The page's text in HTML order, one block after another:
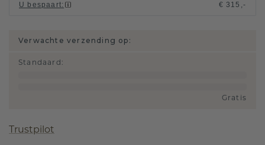
U bespaart: € 315,-
Verwachte verzending op:
Standaard :
Gratis
Trustpilot